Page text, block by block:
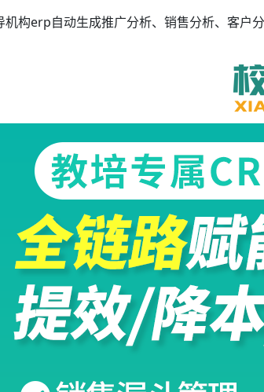
机构erp自动生成推广分析、销售分析、客户